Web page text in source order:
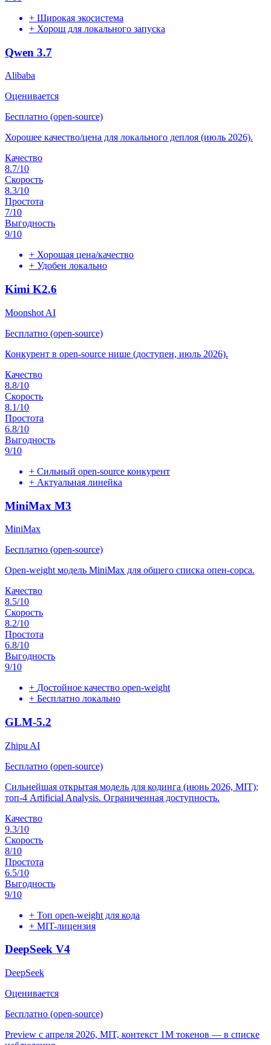
+ Широкая экосистема
+ Хорош для локального запуска
Qwen 3.7
Alibaba
Оценивается
Бесплатно (open-source)
Хорошее качество/цена для локального деплоя (июль 2026).
Качество
8.7/10
Скорость
8.3/10
Простота
7/10
Выгодность
9/10
+ Хорошая цена/качество
+ Удобен локально
Kimi K2.6
Moonshot AI
Бесплатно (open-source)
Конкурент в open-source нише (доступен, июль 2026).
Качество
8.8/10
Скорость
8.1/10
Простота
6.8/10
Выгодность
9/10
+ Сильный open-source конкурент
+ Актуальная линейка
MiniMax M3
MiniMax
Бесплатно (open-source)
Open-weight модель MiniMax для общего списка опен-сорса.
Качество
8.5/10
Скорость
8.2/10
Простота
6.8/10
Выгодность
9/10
+ Достойное качество open-weight
+ Бесплатно локально
GLM-5.2
Zhipu AI
Бесплатно (open-source)
Сильнейшая открытая модель для кодинга (июнь 2026, MIT);
топ-4 Artificial Analysis. Ограниченная доступность.
Качество
9.3/10
Скорость
8/10
Простота
6.5/10
Выгодность
9/10
+ Топ open-weight для кода
+ MIT-лицензия
DeepSeek V4
DeepSeek
Оценивается
Бесплатно (open-source)
Preview с апреля 2026, MIT, контекст 1M токенов — в списке